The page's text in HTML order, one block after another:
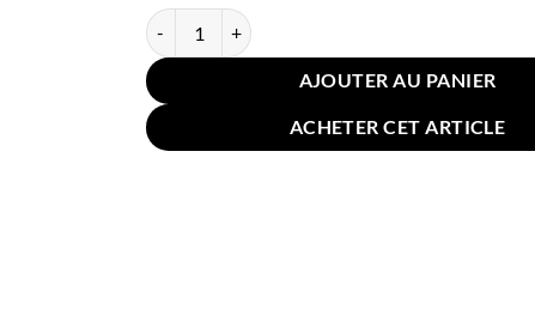
quantité de Taie Oreiller Velours 45x45cm Bleue
AJOUTER AU PANIER
ACHETER CET ARTICLE